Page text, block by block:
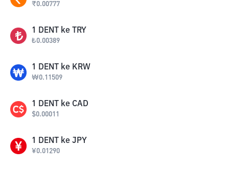
₹0.00777
1 DENT ke TRY
₺0.00389
1 DENT ke KRW
₩0.11509
1 DENT ke CAD
$0.00011
1 DENT ke JPY
¥0.01290